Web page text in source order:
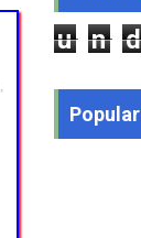
,
u n d